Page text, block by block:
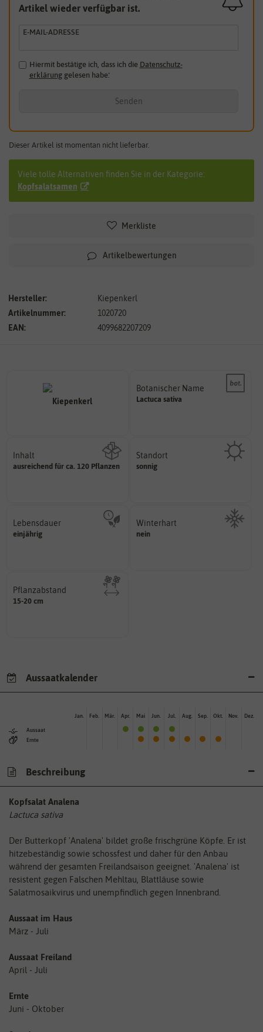
Artikel wieder verfügbar ist.
E-MAIL-ADRESSE
Hiermit bestätige ich, dass ich die Daten­schutz­
erklärunggelesen habe.*
Senden
Dieser Artikel ist momentan nicht lieferbar.
Viele tolle Alternativen finden Sie in der Kategorie:
Kopfsalatsamen
Merkliste
Artikelbewertungen
Hersteller:
Kiepenkerl
Artikelnummer:
1020720
EAN:
4099682207209
Inhalt
ausreichend für ca. 120 Pflanzen
Wie viel ist enthalten
Botanischer Name
Lactuca sativa
Namen zur eindeutigen
Bestimmung der Pflanze.
Standort
sonnig
Pflanze? (schattig, halbschattig,
sonnig, vollsonnig)
Winterhart
nein
Probleme überwintern können.
Lebensdauer
einjährig
einjährig, zweijährig oder
mehrjährig.
Pflanzabstand
15-20 cm
Pflanzen voneinander haben?
Aussaatkalender
Aussaat
Ernte
Jan. Feb. Mär. Apr. Mai Jun. Jul. Aug. Sep. Okt. Nov. Dez.
Beschreibung
Kopfsalat Analena
Lactuca sativa
Der Butterkopf 'Analena' bildet große frischgrüne Köpfe. Er ist
hitzebeständig sowie schossfest und daher für den Anbau
während der gesamten Freilandsaison geeignet. 'Analena' ist
resistent gegen Falschen Mehltau, Blattläuse sowie
Salatmosaikvirus und unempfindlich gegen Innenbrand.
Aussaat im Haus
März - Juli
Aussaat Freiland
April - Juli
Ernte
Juni - Oktober